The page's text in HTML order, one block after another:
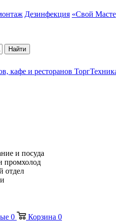
Дезинфекция «Свой
Найти
и посуда
промхолод
отдел
0 Корзина 0